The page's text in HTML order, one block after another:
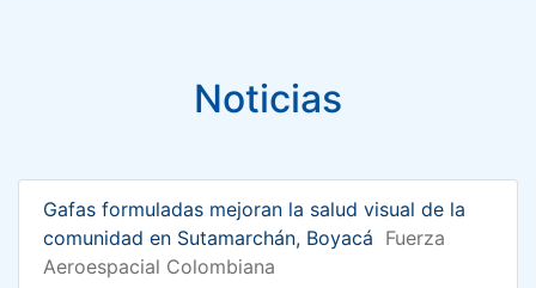
Noticias
Gafas formuladas mejoran la salud visual de la
comunidad en Sutamarchán, Boyacá Fuerza
Aeroespacial Colombiana